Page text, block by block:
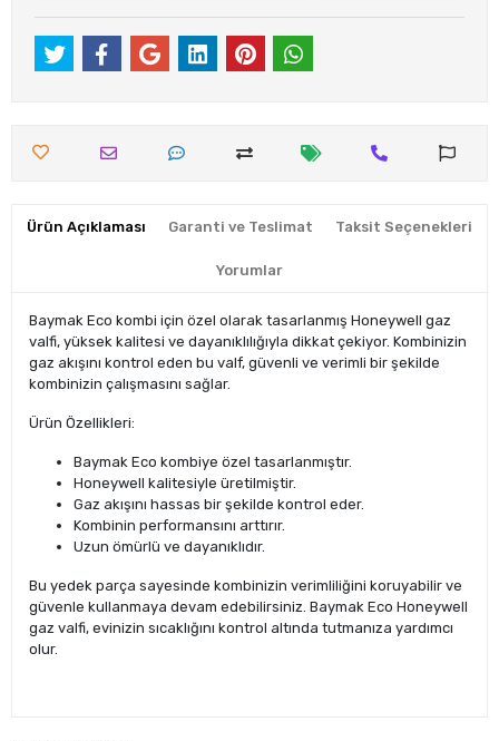
Ürün Açıklaması Garanti ve Teslimat Taksit Seçenekleri
Yorumlar
Baymak Eco kombi için özel olarak tasarlanmış Honeywell gaz
valfi, yüksek kalitesi ve dayanıklılığıyla dikkat çekiyor. Kombinizin
gaz akışını kontrol eden bu valf, güvenli ve verimli bir şekilde
kombinizin çalışmasını sağlar.
Ürün Özellikleri:
Baymak Eco kombiye özel tasarlanmıştır.
Honeywell kalitesiyle üretilmiştir.
Gaz akışını hassas bir şekilde kontrol eder.
Kombinin performansını arttırır.
Uzun ömürlü ve dayanıklıdır.
Bu yedek parça sayesinde kombinizin verimliliğini koruyabilir ve
güvenle kullanmaya devam edebilirsiniz. Baymak Eco Honeywell
gaz valfi, evinizin sıcaklığını kontrol altında tutmanıza yardımcı
olur.